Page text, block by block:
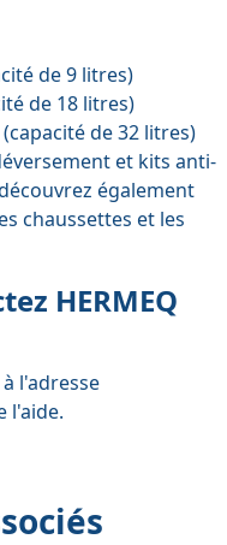
de 9 litres)
de 18 litres)
de 32 litres)
et kits anti-
également
chaussettes et les
HERMEQ
l'adresse
l'aide.